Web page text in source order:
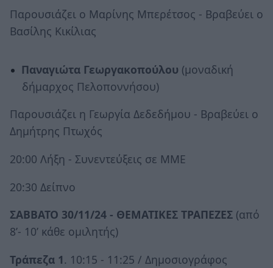
Παρουσιάζει ο Μαρίνης Μπερέτσος - Βραβεύει ο
Βασίλης Κικίλιας
Παναγιώτα Γεωργακοπούλου (μοναδική
δήμαρχος Πελοποννήσου)
Παρουσιάζει η Γεωργία Δεδεδήμου - Βραβεύει ο
Δημήτρης Πτωχός
20:00 Λήξη - Συνεντεύξεις σε ΜΜΕ
20:30 Δείπνο
ΣΑΒΒΑΤΟ 30/11/24 - ΘΕΜΑΤΙΚΕΣ ΤΡΑΠΕΖΕΣ (από
8’- 10’ κάθε ομιλητής)
Τράπεζα 1. 10:15 - 11:25 / Δημοσιογράφος